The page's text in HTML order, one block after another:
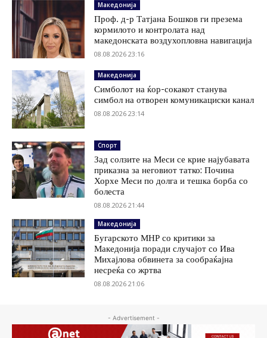
Македонија
Проф. д-р Татјана Бошков ги презема
кормилото и контролата над
македонската воздухопловна навигација
08.08.2026 23:16
Македонија
Симболот на ќор-сокакот станува
симбол на отворен комуникациски канал
08.08.2026 23:14
Спорт
Зад солзите на Меси се крие најубавата
приказна за неговиот татко: Почина
Хорхе Меси по долга и тешка борба со
болеста
08.08.2026 21:44
Македонија
Бугарското МНР со критики за
Македонија поради случајот со Ива
Михајлова обвинета за сообраќајна
несреќа со жртва
08.08.2026 21:06
- Advertisement -